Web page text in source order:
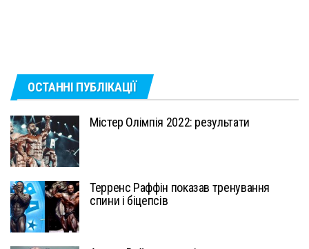
ОСТАННІ ПУБЛІКАЦІЇ
Містер Олімпія 2022: результати
Терренс Раффін показав тренування
спини і біцепсів